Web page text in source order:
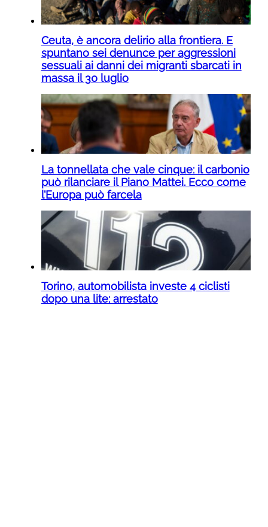
Ceuta, è ancora delirio alla frontiera. E
spuntano sei denunce per aggressioni
sessuali ai danni dei migranti sbarcati in
massa il 30 luglio
La tonnellata che vale cinque: il carbonio
può rilanciare il Piano Mattei. Ecco come
l’Europa può farcela
Torino, automobilista investe 4 ciclisti
dopo una lite: arrestato